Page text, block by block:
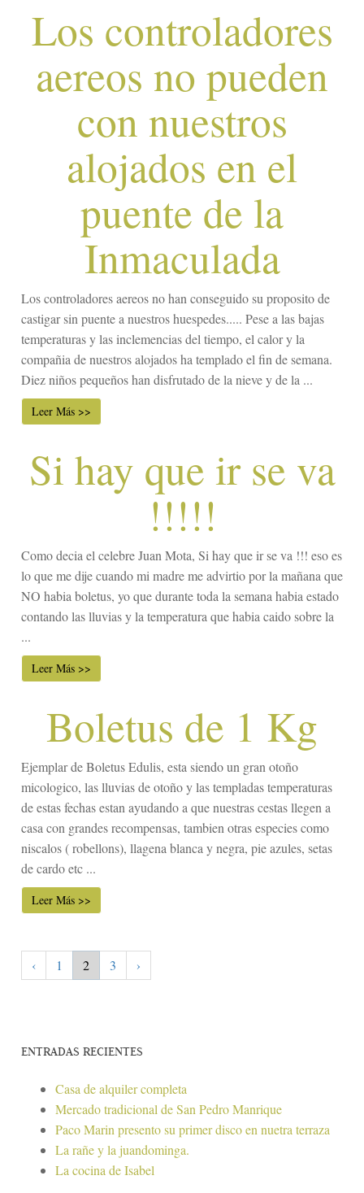
Los controladores
aereos no pueden
con nuestros
alojados en el
puente de la
Inmaculada
Los controladores aereos no han conseguido su proposito de
castigar sin puente a nuestros huespedes..... Pese a las bajas
temperaturas y las inclemencias del tiempo, el calor y la
compañia de nuestros alojados ha templado el fin de semana.
Diez niños pequeños han disfrutado de la nieve y de la ...
Leer Más >>
Si hay que ir se va
!!!!!
Como decia el celebre Juan Mota, Si hay que ir se va !!! eso es
lo que me dije cuando mi madre me advirtio por la mañana que
NO habia boletus, yo que durante toda la semana habia estado
contando las lluvias y la temperatura que habia caido sobre la
...
Leer Más >>
Boletus de 1 Kg
Ejemplar de Boletus Edulis, esta siendo un gran otoño
micologico, las lluvias de otoño y las templadas temperaturas
de estas fechas estan ayudando a que nuestras cestas llegen a
casa con grandes recompensas, tambien otras especies como
niscalos ( robellons), llagena blanca y negra, pie azules, setas
de cardo etc ...
Leer Más >>
‹ 1 2 3 ›
ENTRADAS RECIENTES
Casa de alquiler completa
Mercado tradicional de San Pedro Manrique
Paco Marin presento su primer disco en nuetra terraza
La rañe y la juandominga.
La cocina de Isabel